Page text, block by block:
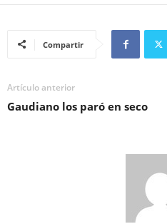
Compartir
Artículo anterior
Gaudiano los paró en seco